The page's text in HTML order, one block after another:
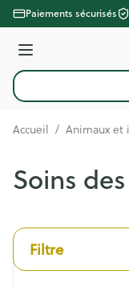
Aller au contenu
Paiements sécurisés
Menu
Rechercher
Accueil / Animaux et
Soins
Filtre